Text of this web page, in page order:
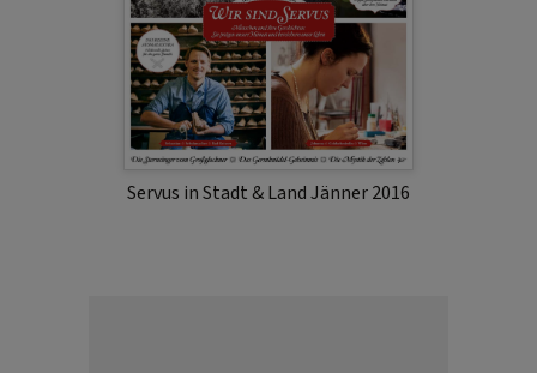
Servus in Stadt & Land Jänner 2016